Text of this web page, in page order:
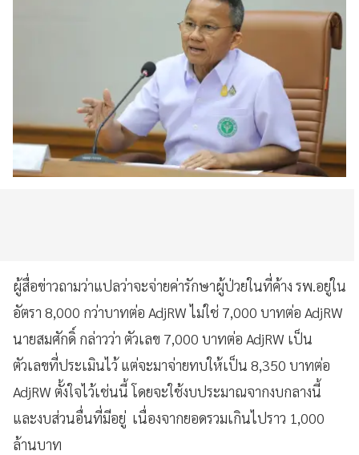
ผู้สื่อข่าวถามว่าแปลว่าจะจ่ายค่ารักษาผู้ป่วยในที่ค้าง รพ.อยู่ใน
อัตรา 8,000 กว่าบาทต่อ AdjRW ไม่ใช่ 7,000 บาทต่อ AdjRW
นายสมศักดิ์ กล่าวว่า ตัวเลข 7,000 บาทต่อ AdjRW เป็น
ตัวเลขที่ประเมินไว้ แต่จะมาจ่ายทบให้เป็น 8,350 บาทต่อ
AdjRW ตั้งใจไว้เช่นนี้ โดยจะใช้งบประมาณจากงบกลางนี้
และงบส่วนอื่นที่มีอยู่ เนื่องจากยอดรวมเกินไปราว 1,000
ล้านบาท